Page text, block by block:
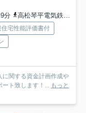
分
高松琴平電気鉄道琴平線「伏石」駅 徒歩14分
住宅性能評価書付
に関する資金計画作成や
ート致します！... もっと